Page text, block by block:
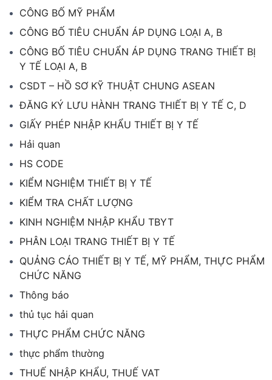
CÔNG BỐ MỸ PHẨM
CÔNG BỐ TIÊU CHUẨN ÁP DỤNG LOẠI A, B
CÔNG BỐ TIÊU CHUẨN ÁP DỤNG TRANG THIẾT BỊ
Y TẾ LOẠI A, B
CSDT – HỒ SƠ KỸ THUẬT CHUNG ASEAN
ĐĂNG KÝ LƯU HÀNH TRANG THIẾT BỊ Y TẾ C, D
GIẤY PHÉP NHẬP KHẨU THIẾT BỊ Y TẾ
Hải quan
HS CODE
KIỂM NGHIỆM THIẾT BỊ Y TẾ
KIỂM TRA CHẤT LƯỢNG
KINH NGHIỆM NHẬP KHẨU TBYT
PHÂN LOẠI TRANG THIẾT BỊ Y TẾ
QUẢNG CÁO THIẾT BỊ Y TẾ, MỸ PHẨM, THỰC PHẨM
CHỨC NĂNG
Thông báo
thủ tục hải quan
THỰC PHẨM CHỨC NĂNG
thực phẩm thường
THUẾ NHẬP KHẨU, THUẾ VAT